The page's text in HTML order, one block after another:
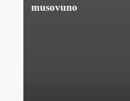
Posted
musovuno